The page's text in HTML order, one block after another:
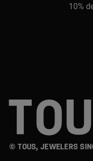
10%
© TOUS, JEWELERS